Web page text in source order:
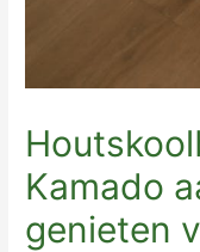
Kamado
genieten